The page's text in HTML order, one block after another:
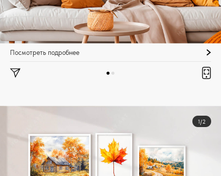
Посмотреть подробнее
1/2